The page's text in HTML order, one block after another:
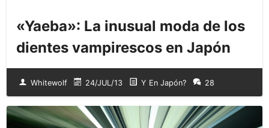
«Yaeba»: La inusual moda de los
dientes vampirescos en Japón
Whitewolf 24/JUL/13 Y En Japón? 28